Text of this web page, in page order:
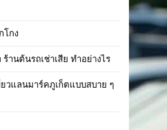
โกง
านต้นรถเช่าเสีย ทำอย่างไร
วแลนมาร์คภูเก็ตแบบสบาย ๆ